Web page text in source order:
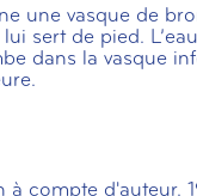
une vasque de
sert de pied.
dans la vasque
à compte d'auteur.